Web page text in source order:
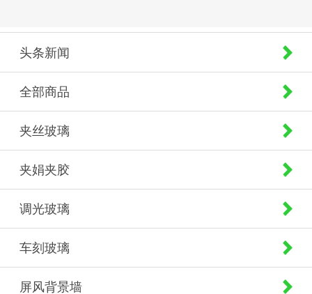
头条新闻
全部商品
夹丝玻璃
夹娟夹胶
调光玻璃
车刻玻璃
屏风背景墙